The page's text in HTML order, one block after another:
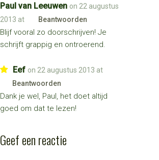
Paul van Leeuwen on 22 augustus
2013 at
Beantwoorden
Blijf vooral zo doorschrijven! Je
schrijft grappig en ontroerend.
Eef on 22 augustus 2013 at
Beantwoorden
Dank je wel, Paul, het doet altijd
goed om dat te lezen!
Geef een reactie